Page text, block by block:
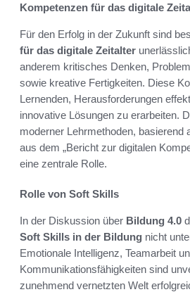
Kompetenzen für das digitale
Für den Erfolg in der Zukunft sind
für das digitale Zeitalter
anderem kritisches Denken,
sowie kreative Fertigkeiten. Diese
Lernenden, Herausforderungen
innovative Lösungen zu erarbeiten.
moderner Lehrmethoden, basierend
aus dem „Bericht zur digitalen
eine zentrale Rolle.
Rolle von Soft Skills
In der Diskussion über Bildung 4.0
Soft Skills in der Bildung nicht
Emotionale Intelligenz, Teamarbeit
Kommunikationsfähigkeiten sind
zunehmend vernetzten Welt